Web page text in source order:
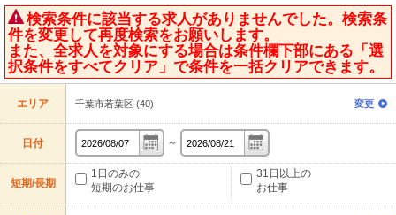
検索条件に該当する求人がありませんでした。検索条
件を変更して再度検索をお願いします。
また、全求人を対象にする場合は条件欄下部にある「選
択条件をすべてクリア」で条件を一括クリアできます。
エリア 千葉市若葉区 (40) 変更
日付 ～
短期/長期
1日のみの
短期のお仕事
31日以上の
お仕事